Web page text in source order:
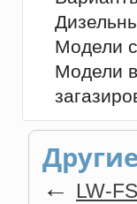
Модели
Модели в
← LW-